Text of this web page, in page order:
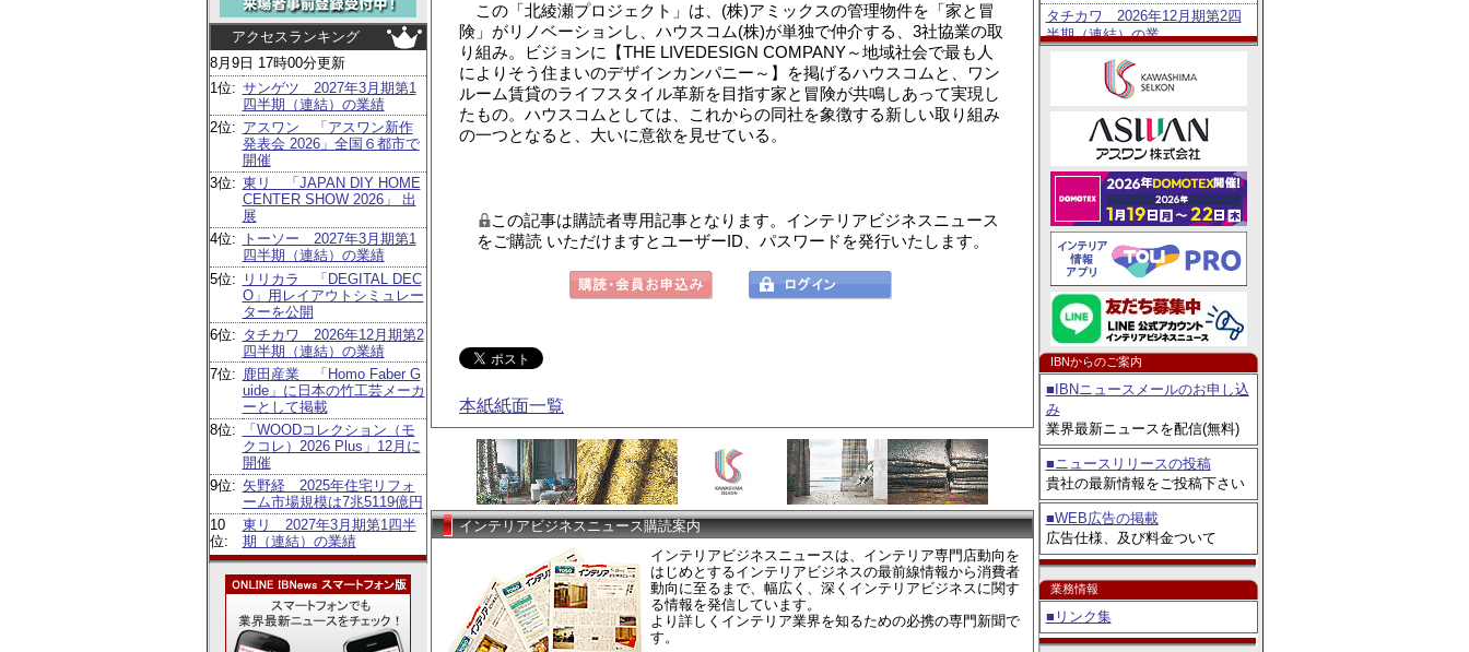
アクセスランキング
8月9日 17時00分更新
1位: サンゲツ 2027年3月期第1
四半期（連結）の業績
2位: アスワン 「アスワン新作
発表会 2026」全国６都市で
開催
3位: 東リ 「JAPAN DIY HOME
CENTER SHOW 2026」 出
展
4位:
トーソー 2027年3月期第1
四半期（連結）の業績
5位:
リリカラ 「DEGITAL DEC
O」用レイアウトシミュレー
ターを公開
6位: タチカワ 2026年12月期第2
四半期（連結）の業績
7位: 鹿田産業 「Homo Faber G
uide」に日本の竹工芸メーカ
ーとして掲載
8位:
「WOODコレクション（モ
クコレ）2026 Plus」12月に
開催
9位: 矢野経 2025年住宅リフォ
ーム市場規模は7兆5119億円
10
位:
東リ 2027年3月期第1四半
期（連結）の業績
この「北綾瀬プロジェクト」は、(株)アミックスの管理物件を「家と冒
険」がリノベーションし、ハウスコム(株)が単独で仲介する、3社協業の取
り組み。ビジョンに【THE LIVEDESIGN COMPANY～地域社会で最も人
によりそう住まいのデザインカンパニー～】を掲げるハウスコムと、ワン
ルーム賃貸のライフスタイル革新を目指す家と冒険が共鳴しあって実現し
たもの。ハウスコムとしては、これからの同社を象徴する新しい取り組み
の一つとなると、大いに意欲を見せている。
この記事は購読者専用記事となります。インテリアビジネスニュース
をご購読 いただけますとユーザーID、パスワードを発行いたします。
本紙紙面一覧
インテリアビジネスニュース購読案内
インテリアビジネスニュースは、インテリア専門店動向を
はじめとするインテリアビジネスの最前線情報から消費者
動向に至るまで、幅広く、深くインテリアビジネスに関す
る情報を発信しています。
より詳しくインテリア業界を知るための必携の専門新聞で
す。
タチカワ 2026年12月期第2四
半期（連結）の業
トーソー 2027年3月期第1四半
期（連結）の業績
鹿田産業 「Homo Faber Guid
e」に日
タチカワ 「日経・東証ＩＲフ
ェア2026」出展
IBNからのご案内
■IBNニュースメールのお申し込
み
業界最新ニュースを配信(無料)
■ニュースリリースの投稿
貴社の最新情報をご投稿下さい
■WEB広告の掲載
広告仕様、及び料金ついて
業務情報
■リンク集